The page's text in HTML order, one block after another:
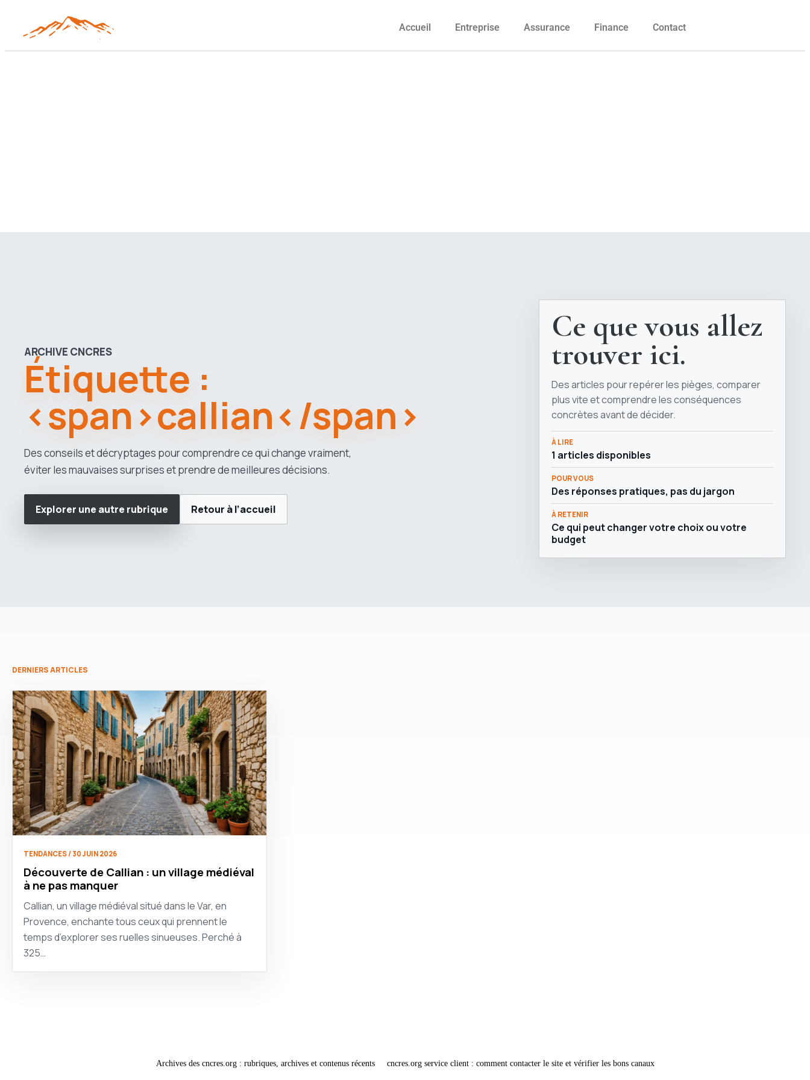
Accueil Entreprise Assurance Finance Contact
ARCHIVE CNCRES
Étiquette :
<span>callian</span>
Des conseils et décryptages pour comprendre ce qui change vraiment,
éviter les mauvaises surprises et prendre de meilleures décisions.
Explorer une autre rubrique Retour à l’accueil
Ce que vous allez
trouver ici.
Des articles pour repérer les pièges, comparer
plus vite et comprendre les conséquences
concrètes avant de décider.
À LIRE
1 articles disponibles
POUR VOUS
Des réponses pratiques, pas du jargon
À RETENIR
Ce qui peut changer votre choix ou votre
budget
DERNIERS ARTICLES
TENDANCES / 30 JUIN 2026
Découverte de Callian : un village médiéval
à ne pas manquer
Callian, un village médiéval situé dans le Var, en
Provence, enchante tous ceux qui prennent le
temps d’explorer ses ruelles sinueuses. Perché à
325…
Archives des cncres.org : rubriques, archives et contenus récents cncres.org service client : comment contacter le site et vérifier les bons canaux